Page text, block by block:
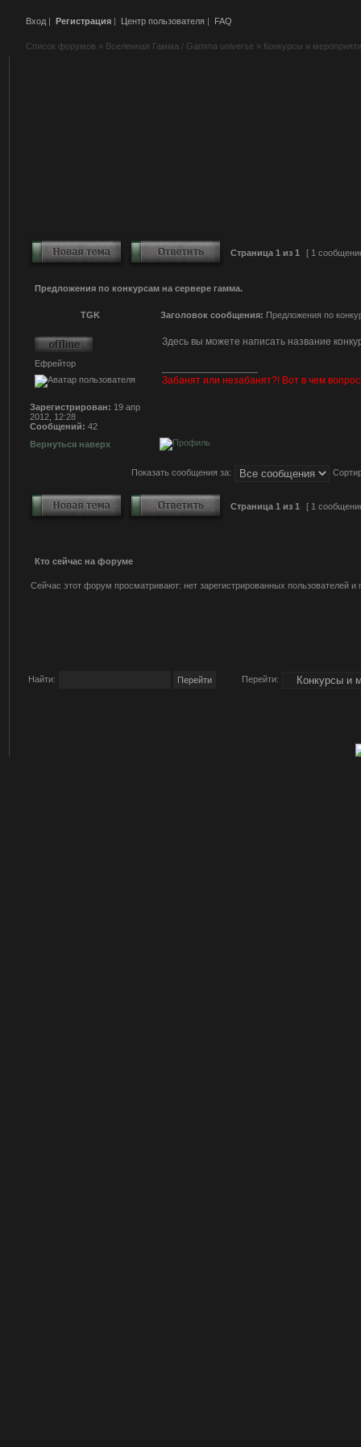
Вход | Регистрация | Центр пользователя | FAQ
Список форумов » Вселенная Гамма / Gamma universe » Конкурсы и
Страница 1 из 1 [ 1
Предложения по конкурсам на сервере гамма.
TGK Заголовок сообщения: Предложения по
Ефрейтор
Зарегистрирован: 19 апр
2012, 12:28
Сообщений: 42
Здесь вы можете написать название
Забанят или незабанят?! Вот в чем
Вернуться наверх
Показать сообщения за:
Страница 1 из 1 [ 1
Кто сейчас на форуме
Сейчас этот форум просматривают: нет зарегистрированных пользователей и
Найти: Перейти: